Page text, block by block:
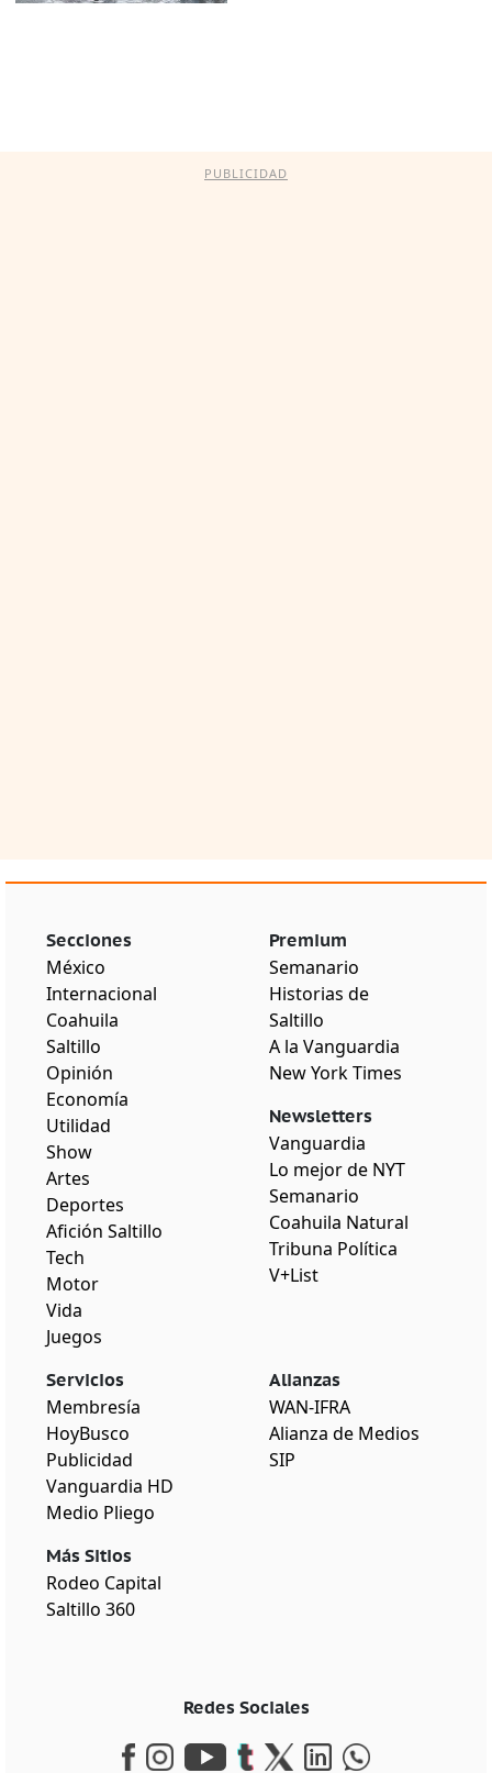
PUBLICIDAD
Secciones
México
Internacional
Coahuila
Saltillo
Opinión
Economía
Utilidad
Show
Artes
Deportes
Afición Saltillo
Tech
Motor
Vida
Juegos
Premium
Semanario
Historias de
Saltillo
A la Vanguardia
New York Times
Newsletters
Vanguardia
Lo mejor de NYT
Semanario
Coahuila Natural
Tribuna Política
V+List
Servicios
Membresía
HoyBusco
Publicidad
Vanguardia HD
Medio Pliego
Más Sitios
Rodeo Capital
Saltillo 360
Alianzas
WAN-IFRA
Alianza de Medios
SIP
Redes Sociales